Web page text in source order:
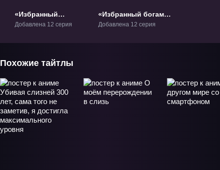
«Избранный
богами» ТВ-1
Добавлена 12 серия
«Избранный богами
2» ТВ-2
Добавлена 12 серия
Похожие тайтлы